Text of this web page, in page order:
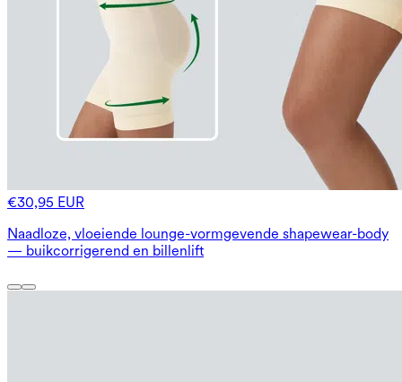
€30,95 EUR
Naadloze, vloeiende lounge-vormgevende shapewear-body
— buikcorrigerend en billenlift